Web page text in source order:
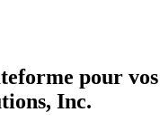
pour vos
Inc.